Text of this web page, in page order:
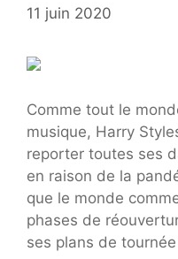
11 juin 2020
Comme tout le
musique, Harry
reporter toutes ses
en raison de la
que le monde
phases de
ses plans de